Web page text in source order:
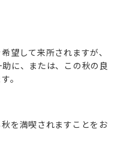
望して来所されますが、
に、または、この秋の良
。
を満喫されますことをお